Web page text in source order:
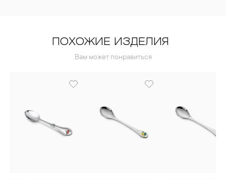
ПОХОЖИЕ ИЗДЕЛИЯ
Вам может понравиться